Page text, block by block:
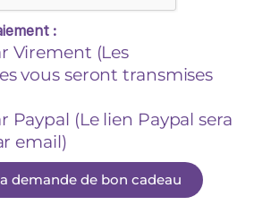
:
Virement (Les
vous seront transmises
Paypal (Le lien Paypal sera
email)
demande de bon cadeau